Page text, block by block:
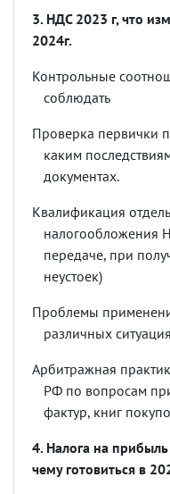
3. НДС 2023 г, что
2024г.
Контрольные
соблюдать
Проверка первички
каким
документах.
Квалификация
налогообложения
передаче, при
неустоек)
Проблемы
различных
Арбитражная
РФ по вопросам
фактур, книг
4. Налога на
чему готовиться в